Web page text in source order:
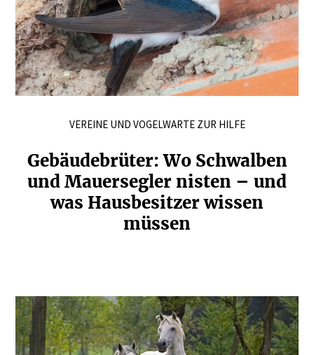
VEREINE UND VOGELWARTE ZUR HILFE
Gebäu­de­brüter: Wo Schwalben
und Mauer­segler nisten – und
was Hausbe­sitzer wissen
müssen